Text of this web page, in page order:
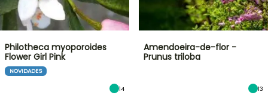
Philotheca myoporoides
Flower Girl Pink
NOVIDADES
14
Amendoeira-de-flor -
Prunus triloba
13